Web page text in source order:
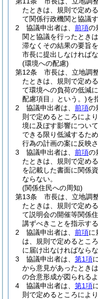
たときは、規則で定め
て関係行政機関と協議
2
協議申出者は、 前項の
関と協議を行ったとき
滞なくその結果の要旨
市長に提出しなければな
(環境への配慮)
第12条
市長は、立地調
たときは、規則で定め
て環境への負荷の低減
配慮項目」という。)を
2
協議申出者は、 前項の
則で定めるところによ
境に及ぼす影響につい
できる限り低減するた
行為の計画の案に反映
3
協議申出者は、 前項の
たときは、規則で定め
を記載した書面に関係
ならない。
(関係住民への周知)
第13条
市長は、立地調
たときは、規則で定め
て説明会の開催等関係
講ずべきことを指示す
2
協議申出者は、 前項に
は、規則で定めるとこ
に届け出なければならな
3
協議申出者は、 第1項
から意見があったとき
の合意形成が図られる
4
協議申出者は、 第1項
則で定めるところによ